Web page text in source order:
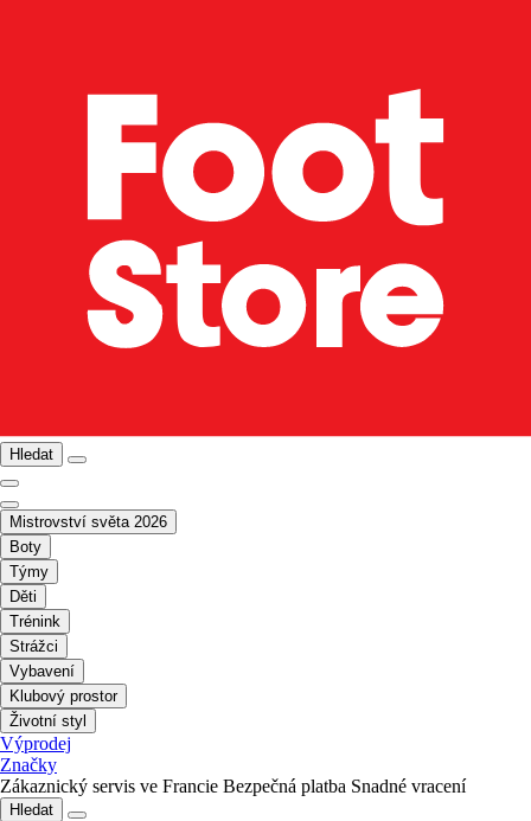
Hledat
Mistrovství světa 2026
Boty
Týmy
Děti
Trénink
Strážci
Vybavení
Klubový prostor
Životní styl
Výprodej
Značky
Zákaznický servis ve Francie Bezpečná platba Snadné vracení
Hledat